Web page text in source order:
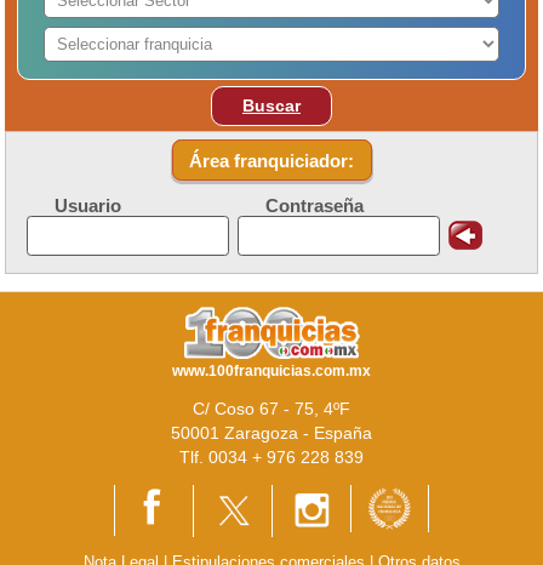
Buscar
Área franquiciador:
Usuario Contraseña
www.100franquicias.com.mx
C/ Coso 67 - 75, 4ºF
50001 Zaragoza - España
Tlf. 0034 + 976 228 839